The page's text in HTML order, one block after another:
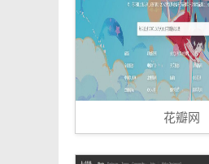
拍照、选择画板，微
与你喜欢的采集互
转采、喜欢、评论
花瓣网不仅支持用户
瓣致力于让每一位消
花瓣网